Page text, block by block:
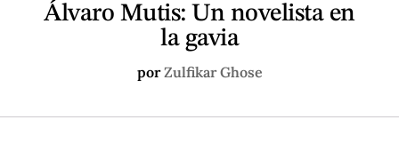
Álvaro Mutis: Un novelista en
la gavia
porZulfikar Ghose